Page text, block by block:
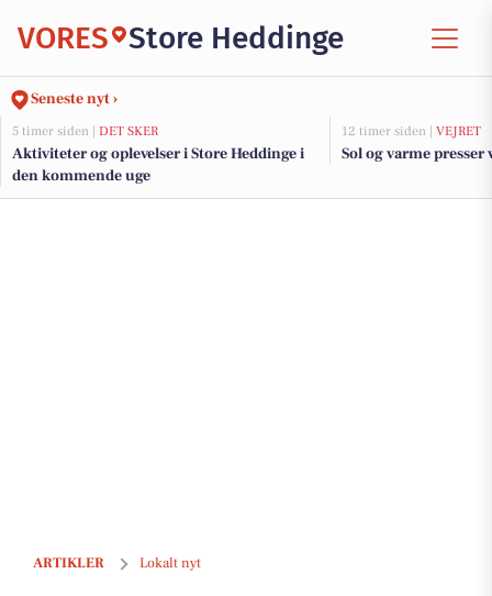
VORES Store Heddinge
Seneste nyt ›
5 timer siden | DET SKER
Aktiviteter og oplevelser i Store Heddinge i
den kommende uge
12 timer siden | VEJRET
Sol og varme presser
ARTIKLER Lokalt nyt
Ny statsvej planlægges med fokus på miljøkonsekvenser og